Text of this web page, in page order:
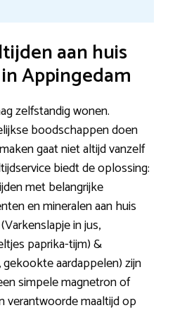
aan huis
Appingedam
zelfstandig wonen.
boodschappen doen
gaat niet altijd vanzelf
biedt de oplossing:
met belangrijke
en mineralen aan huis
in jus,
paprika-tijm) &
aardappelen) zijn
simpele magnetron of
verantwoorde maaltijd op